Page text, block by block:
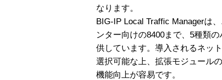
なります。
BIG-IP Local Traffic Managerは
ンター向けの8400まで、5種類
供しています。導入されるネッ
選択可能な上、拡張モジュール
機能向上が容易です。